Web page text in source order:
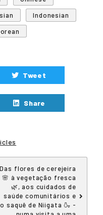
Indonesian
Tweet
Share
Das flores de cerejeira
🌸 à vegetação fresca
🌿, aos cuidados de
saúde comunitários e
saquê de Niigata 🍶 -